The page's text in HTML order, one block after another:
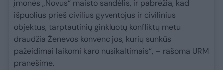
įmonės „Novus“ maisto sandėlis, ir pabrėžia, kad
išpuolius prieš civilius gyventojus ir civilinius
objektus, tarptautinių ginkluotų konfliktų metu
draudžia Ženevos konvencijos, kurių sunkūs
pažeidimai laikomi karo nusikaltimais“, – rašoma URM
pranešime.